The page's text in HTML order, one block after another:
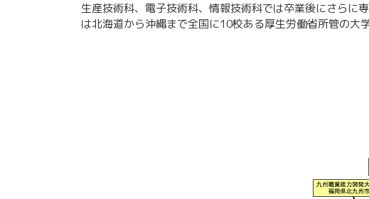
生産技術科、電子技術科、情報技術科では卒業後にさらに
は北海道から沖縄まで全国に10校ある厚生労働省所管の大学